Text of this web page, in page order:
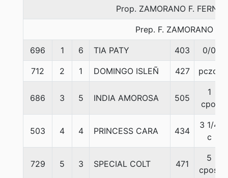
Prop. ZAMORANO F.
Prep. F. ZAMORANO F.
696 1 6 TIA PATY 403 0/0
712 2 1 DOMINGO ISLEÑ 427 pczo.
686 3 5 INDIA AMOROSA 505
1
cpo.
503 4 4 PRINCESS CARA 434
3 1/4
c
729 5 3 SPECIAL COLT 471
5
cpos.